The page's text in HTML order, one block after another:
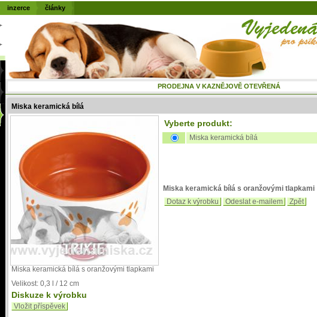
Miska keramická bílá
Vyberte produkt:
Miska keramická bílá
Miska keramická bílá s oranžovými tlapkami
Dotaz k výrobku
Odeslat e-mailem Zpět
Miska keramická bílá s oranžovými tlapkami
Velikost: 0,3 l / 12 cm
Diskuze k výrobku
Vložit příspěvek
PRODEJNA V KAZNĚJOVĚ OTEVŘENÁ
inzerce články